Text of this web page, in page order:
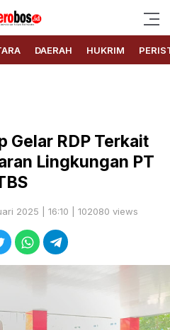
terkini dari
menyajikan
kabar terkini
dunia
DAERAH HUKRIM
Gelar RDP Terkait
Lingkungan PT
2025 | 16:10 | 102080 views